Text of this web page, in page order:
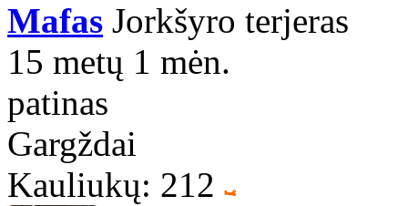
Mafas Jorkšyro terjeras
15 metų 1 mėn.
patinas
Gargždai
Kauliukų: 212